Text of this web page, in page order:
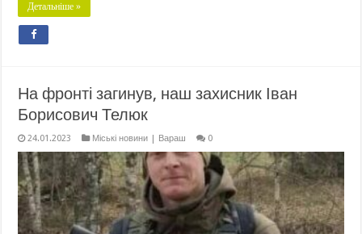
Детальніше »
На фронті загинув, наш захисник Іван
Борисович Телюк
24.01.2023 Міські новини | Вараш 0